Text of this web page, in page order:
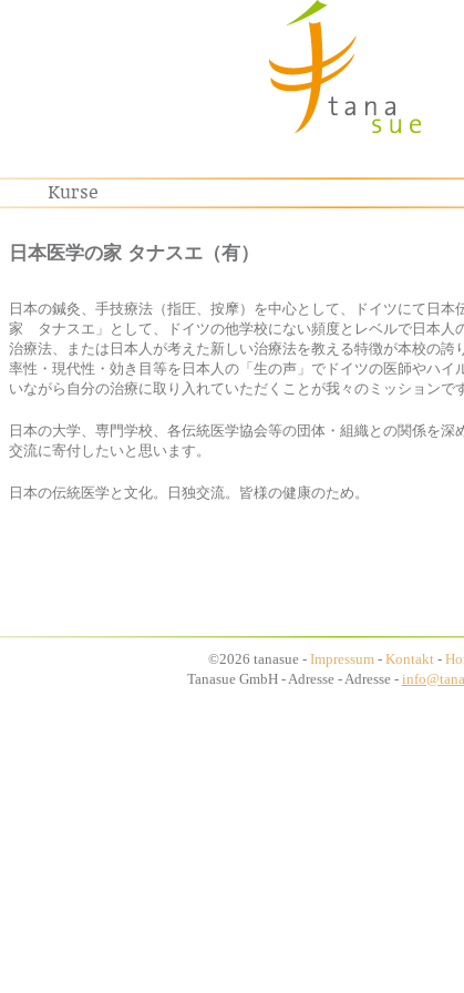
Kurse
日本医学の家 タナスエ（有）
日本の鍼灸、手技療法（指圧、按摩）を中心として、ドイツにて日本
家 タナスエ」として、ドイツの他学校にない頻度とレベルで日本人
治療法、または日本人が考えた新しい治療法を教える特徴が本校の誇
率性・現代性・効き目等を日本人の「生の声」でドイツの医師やハイ
いながら自分の治療に取り入れていただくことが我々のミッションです
日本の大学、専門学校、各伝統医学協会等の団体・組織との関係を深
交流に寄付したいと思います。
日本の伝統医学と文化。日独交流。皆様の健康のため。
©2026 tanasue - Impressum - Kontakt -
Tanasue GmbH - Adresse - Adresse -